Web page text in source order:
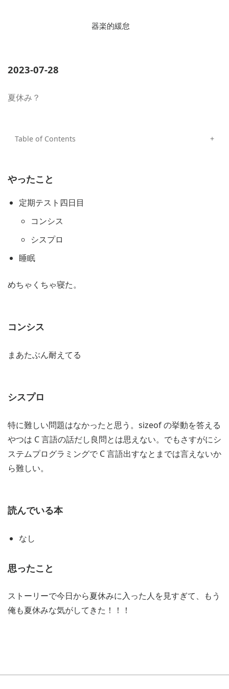
器楽的緩怠
2023-07-28
夏休み？
やったこと
定期テスト四日目
コンシス
シスプロ
睡眠
めちゃくちゃ寝た。
コンシス
まあたぶん耐えてる
シスプロ
特に難しい問題はなかったと思う。sizeof の挙動を答える
やつは C 言語の話だし良問とは思えない。でもさすがにシ
ステムプログラミングで C 言語出すなとまでは言えないか
ら難しい。
読んでいる本
なし
思ったこと
ストーリーで今日から夏休みに入った人を見すぎて、もう
俺も夏休みな気がしてきた！！！